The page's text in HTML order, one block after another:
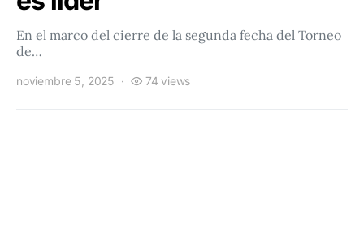
En el marco del cierre de la segunda fecha del Torneo
de…
noviembre 5, 2025 74 views